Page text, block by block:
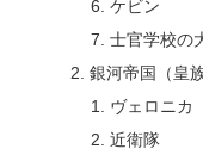
ケビン
士官学校の
銀河帝国（皇
ヴェロニカ
近衛隊